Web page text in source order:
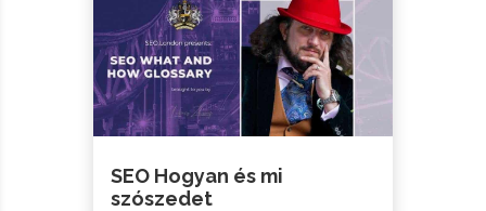
SEO Hogyan és mi
szószedet